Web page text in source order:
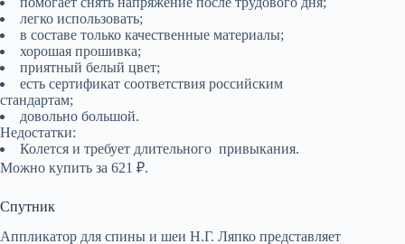
легко использовать;
в составе только качественные материалы;
хорошая прошивка;
приятный белый цвет;
есть сертификат соответствия российским
стандартам;
довольно большой.
Недостатки:
Колется и требует длительного привыкания.
Можно купить за 621 ₽.
Спутник
Аппликатор для спины и шеи Н.Г. Ляпко представляет